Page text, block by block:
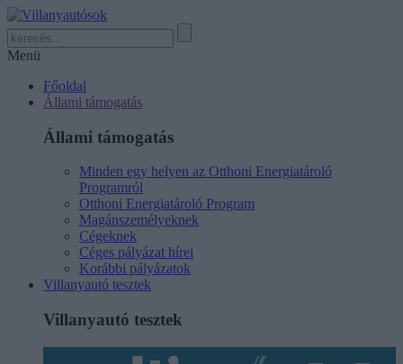
Menü
Főoldal
Állami támogatás
Állami támogatás
Minden egy helyen az Otthoni Energiatároló
Programról
Otthoni Energiatároló Program
Magánszemélyeknek
Cégeknek
Céges pályázat hírei
Korábbi pályázatok
Villanyautó tesztek
Villanyautó tesztek